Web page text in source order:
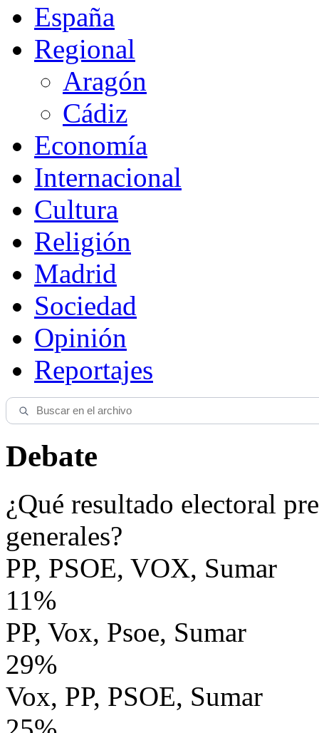
España
Regional
Aragón
Cádiz
Economía
Internacional
Cultura
Religión
Madrid
Sociedad
Opinión
Reportajes
Debate
¿Qué resultado electoral
generales?
PP, PSOE, VOX, Sumar
11%
PP, Vox, Psoe, Sumar
29%
Vox, PP, PSOE, Sumar